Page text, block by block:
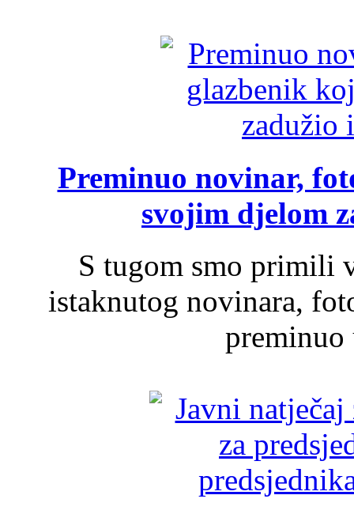
Preminuo novinar,
svojim djelom
S tugom smo primili
istaknutog novinara,